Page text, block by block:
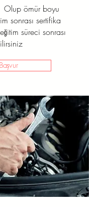
Başvur
Olup ömür boyu
sonrası sertifika
süreci sonrası
Başvur